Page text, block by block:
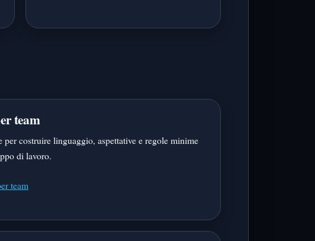
team
per costruire linguaggio, aspettative e regole minime
di lavoro.
team